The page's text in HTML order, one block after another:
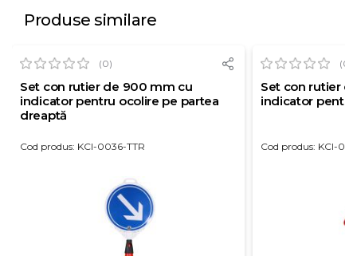
Produse similare
(0)
Set con rutier de 900 mm cu
indicator pentru ocolire pe partea
dreaptă
Cod produs: KCI-0036-TTR
(0)
Set con rutier
indicator
Cod produs: KCI-